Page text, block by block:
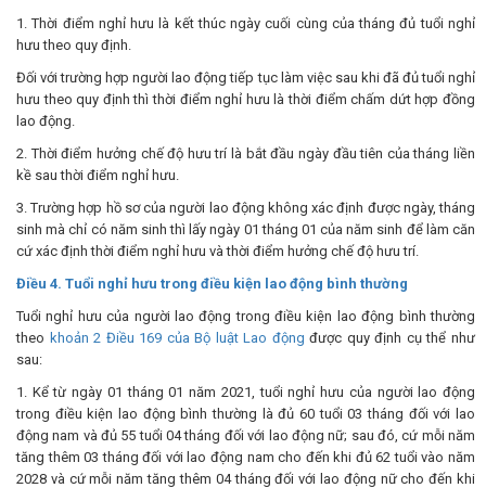
1. Thời điểm nghỉ hưu là kết thúc ngày cuối cùng của tháng đủ tuổi nghỉ
hưu theo quy định.
Đối với trường hợp người lao động tiếp tục làm việc sau khi đã đủ tuổi nghỉ
hưu theo quy định thì thời điểm nghỉ hưu là thời điểm chấm dứt hợp đồng
lao động.
2. Thời điểm hưởng chế độ hưu trí là bắt đầu ngày đầu tiên của tháng liền
kề sau thời điểm nghỉ hưu.
3. Trường hợp hồ sơ của người lao động không xác định được ngày, tháng
sinh mà chỉ có năm sinh thì lấy ngày 01 tháng 01 của năm sinh để làm căn
cứ xác định thời điểm nghỉ hưu và thời điểm hưởng chế độ hưu trí.
Điều 4. Tuổi nghỉ hưu trong điều kiện lao động bình thường
Tuổi nghỉ hưu của người lao động trong điều kiện lao động bình thường
theo khoản 2 Điều 169 của Bộ luật Lao động được quy định cụ thể như
sau:
1. Kể từ ngày 01 tháng 01 năm 2021, tuổi nghỉ hưu của người lao động
trong điều kiện lao động bình thường là đủ 60 tuổi 03 tháng đối với lao
động nam và đủ 55 tuổi 04 tháng đối với lao động nữ; sau đó, cứ mỗi năm
tăng thêm 03 tháng đối với lao động nam cho đến khi đủ 62 tuổi vào năm
2028 và cứ mỗi năm tăng thêm 04 tháng đối với lao động nữ cho đến khi